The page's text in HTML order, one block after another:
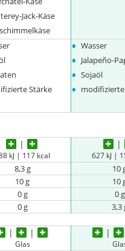
Jack-Käse
Stärke
• Wasser
• Jalapeño-
• Sojaöl
•
kJ | 117 kcal 627 kJ |
8,3 g 10
10 g 10
0 g 0 g
0 g 3,3
Glas